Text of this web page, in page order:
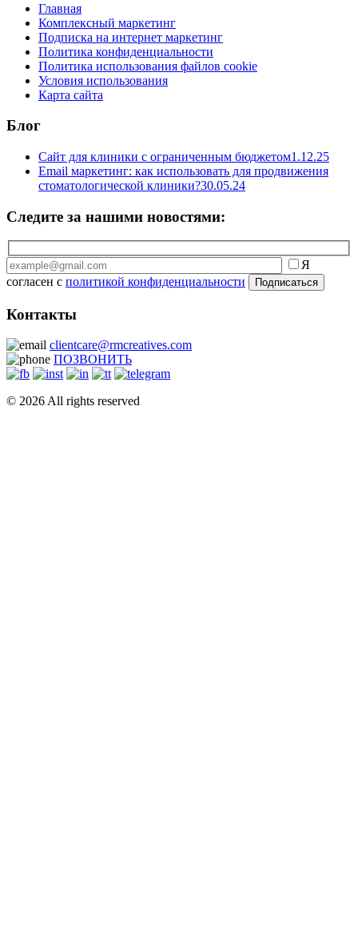
Главная
Комплексный маркетинг
Подписка на интернет маркетинг
Политика конфиденциальности
Политика использования файлов cookie
Условия использования
Карта сайта
Блог
Сайт для клиники с ограниченным бюджетом1.12.25
Email маркетинг: как использовать для продвижения
стоматологической клиники?30.05.24
Следите за нашими новостями:
Я
согласен с политикой конфиденциальности
Контакты
clientcare@rmcreatives.com
ПОЗВОНИТЬ
© 2026 All rights reserved